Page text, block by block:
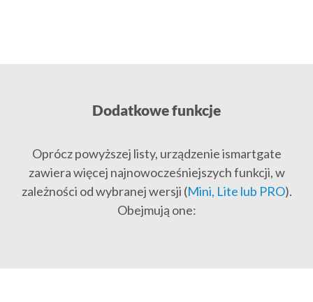
Dodatkowe funkcje
Oprócz powyższej listy, urządzenie ismartgate
zawiera więcej najnowocześniejszych funkcji, w
zależności od wybranej wersji (Mini, Lite lub PRO).
Obejmują one: